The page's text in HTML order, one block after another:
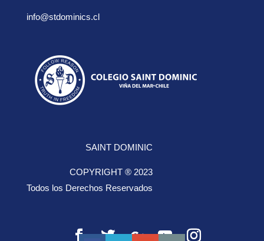
info@stdominics.cl
SAINT DOMINIC
COPYRIGHT ® 2023
Todos los Derechos Reservados